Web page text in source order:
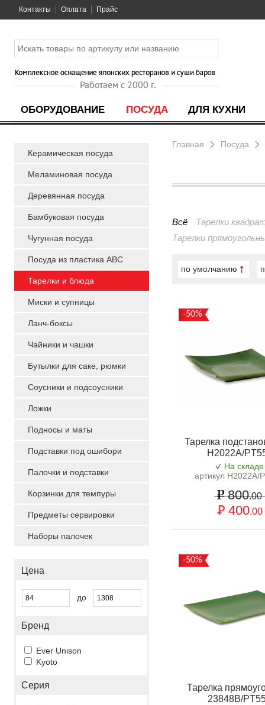
Контакты Оплата Прайс
ОБОРУДОВАНИЕ ПОСУДА ДЛЯ КУХНИ
Керамическая посуда
Меламиновая посуда
Деревянная посуда
Бамбуковая посуда
Чугунная посуда
Посуда из пластика ABC
Тарелки и блюда
Миски и супницы
Ланч-боксы
Чайники и чашки
Бутылки для саке, рюмки
Соусники и подсоусники
Ложки
Подносы и маты
Подставки под ошибори
Палочки и подставки
Корзинки для темпуры
Предметы сервировки
Наборы палочек
Цена
до
Бренд
Ever Unison
Kyoto
Серия
Главная Посуда
Всё
Тарелки
Тарелки
по умолчанию
-50%
Тарелка
H2022A/
На складе
артикул H2022A/
800.00
400.00
-50%
Тарелка
23848В/